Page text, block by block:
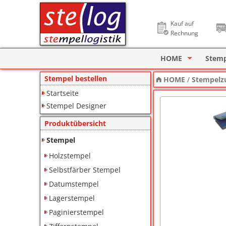
Kauf auf
Rechnung
HOME
Stempel Designer
ImageCard
Stempel bestellen
Startseite
Stempel Designer
Produktübersicht
Stempel
Holzstempel
Selbstfärber Stempel
Datumstempel
Lagerstempel
Paginierstempel
HOME /